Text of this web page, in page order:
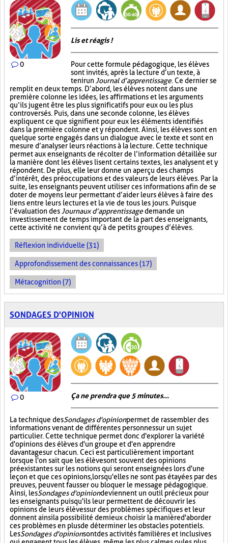
0
Lis et réagis !
Pour cette formule pédagogique, les élèves
sont invités, après la lecture d’un texte, à
tenir un Journal d’apprentissage. Ce dernier se
remplit en deux temps. D’abord, les élèves notent dans une
première colonne les idées, les affirmations et les arguments
qu’ils jugent être les plus significatifs pour eux ou les plus
controversés. Puis, dans une seconde colonne, les élèves
expliquent ce que signifient pour eux les éléments identifiés
dans la première colonne et y répondent. Ainsi, les élèves sont en
quelque sorte engagés dans un dialogue avec le texte et sont en
mesure d’analyser leurs réactions à la lecture. Cette technique
permet aux enseignants de récolter de l’information détaillée sur
la manière dont les élèves lisent certains textes, les analysent et y
répondent. De plus, elle leur donne un aperçu des champs
d’intérêt, des préoccupations et des valeurs de leurs élèves. Par la
suite, les enseignants peuvent utiliser ces informations afin de se
doter de moyens leur permettant d’aider leurs élèves à faire des
liens entre leurs lectures et la vie de tous les jours. Puisque
l’évaluation des Journaux d’apprentissagedemande un
investissement de temps important de la part des enseignants,
cette activité ne convient qu’à de petits groupes d’élèves.
Réflexion individuelle (31)
Approfondissement des connaissances (17)
Métacognition (7)
SONDAGES D'OPINION
0 Ça ne prendra que 5 minutes...
La technique desSondages d'opinionpermet de rassembler des
informations venant de différentes personnes sur un sujet
particulier. Cette technique permet donc d'explorer la variété
d'opinions des élèves d'un groupe et d'en apprendre
davantage sur chacun. Ceci est particulièrement important
lorsque l'on sait que les élèves ont souvent des opinions
préexistantes sur les notions qui seront enseignées lors d'une
leçon et que ces opinions, lorsqu'elles ne sont pas étayées par des
preuves, peuvent fausser ou bloquer le message pédagogique.
Ainsi, lesSondages d'opiniondeviennent un outil précieux pour
les enseignants puisqu'ils leur permettent de découvrir les
opinions de leurs élèves sur des problèmes spécifiques et leur
donnent ainsi la possibilité de mieux choisir la manière d'aborder
ces problèmes en plus de déterminer les obstacles potentiels.
LesSondages d'opinionsont des activités familières et inclusives